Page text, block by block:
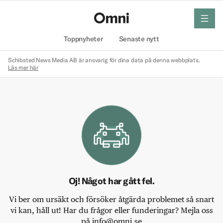
Toppnyheter Senaste nytt
meny
Schibsted News Media AB är ansvarig för dina data på denna webbplats.
Läs mer här
Oj! Något har gått fel.
Vi ber om ursäkt och försöker åtgärda problemet så snart
vi kan, håll ut! Har du frågor eller funderingar? Mejla oss